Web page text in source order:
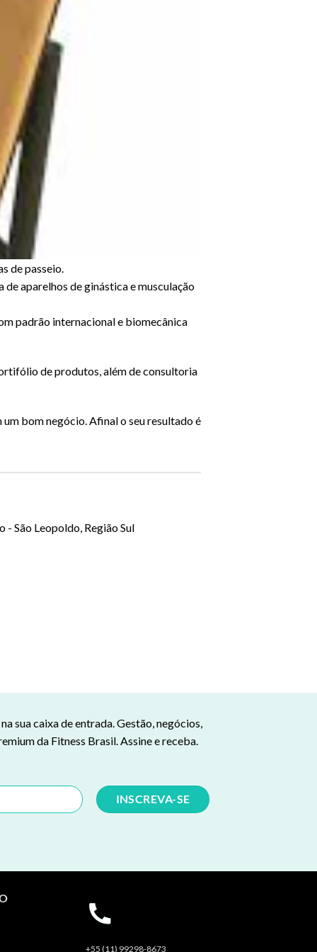
de passeio.
aparelhos de ginástica e musculação
padrão internacional e biomecânica
de produtos, além de consultoria
bom negócio. Afinal o seu resultado é
São Leopoldo, Região Sul
sua caixa de entrada. Gestão, negócios,
da Fitness Brasil. Assine e receba.
+55 (11) 99298-8673